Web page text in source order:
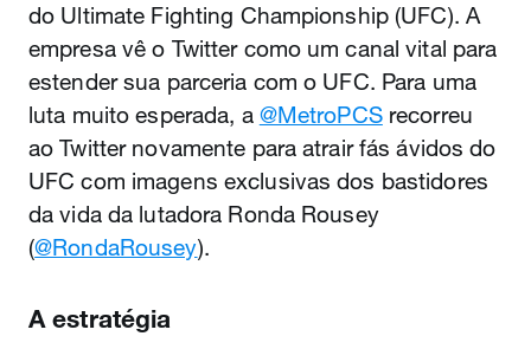
do Ultimate Fighting Championship (UFC). A
empresa vê o Twitter como um canal vital para
estender sua parceria com o UFC. Para uma
luta muito esperada, a @MetroPCSrecorreu
ao Twitter novamente para atrair fás ávidos do
UFC com imagens exclusivas dos bastidores
da vida da lutadora Ronda Rousey
(@RondaRousey).
A estratégia